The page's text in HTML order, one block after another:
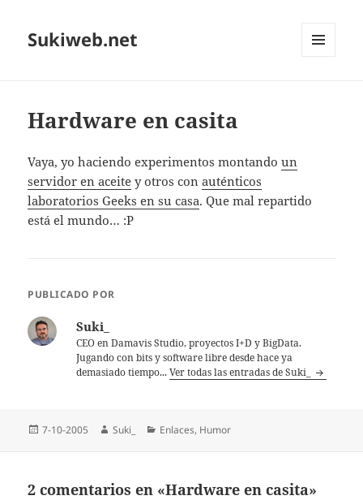
Sukiweb.net
Hardware en casita
Vaya, yo haciendo experimentos montandoun
servidor en aceite y otros conauténticos
laboratorios Geeks en su casa. Que mal repartido
está el mundo… :P
PUBLICADO POR
Suki_
CEO en Damavis Studio, proyectos I+D y BigData.
Jugando con bits y software libre desde hace ya
demasiado tiempo...Ver todas las entradas de Suki_
Publicado
7-10-2005 Autor
Suki_ Categorías
Enlaces, Humor
2 comentarios en «Hardware en casita»